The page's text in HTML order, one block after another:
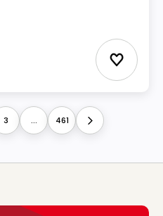
Ajouter
3 ... 461 Next